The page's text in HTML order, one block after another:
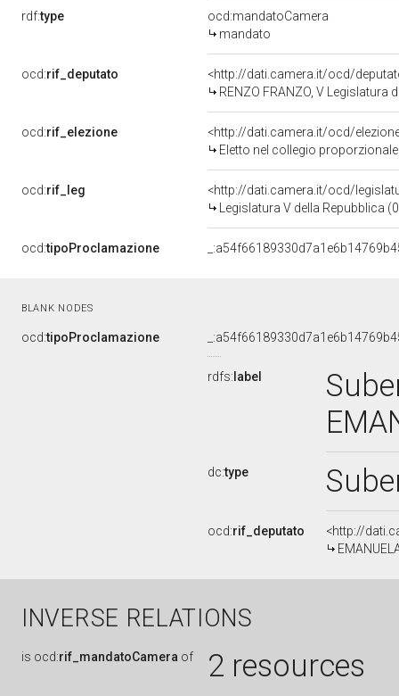
rdf:type
ocd:mandatoCamera
mandato
ocd:rif_deputato
<http://dati.camera.it/ocd/
RENZO FRANZO, V Legislatura
ocd:rif_elezione
<http://dati.camera.it/ocd/
Eletto nel collegio
ocd:rif_leg
<http://dati.camera.it/ocd/
Legislatura V della Repubblica
ocd:tipoProclamazione
BLANK NODES
ocd:tipoProclamazione
rdfs: label
dc:type
ocd:rif_deputato
<http://
INVERSE RELATIONS
is ocd:rif_mandatoCamera of 2 resources